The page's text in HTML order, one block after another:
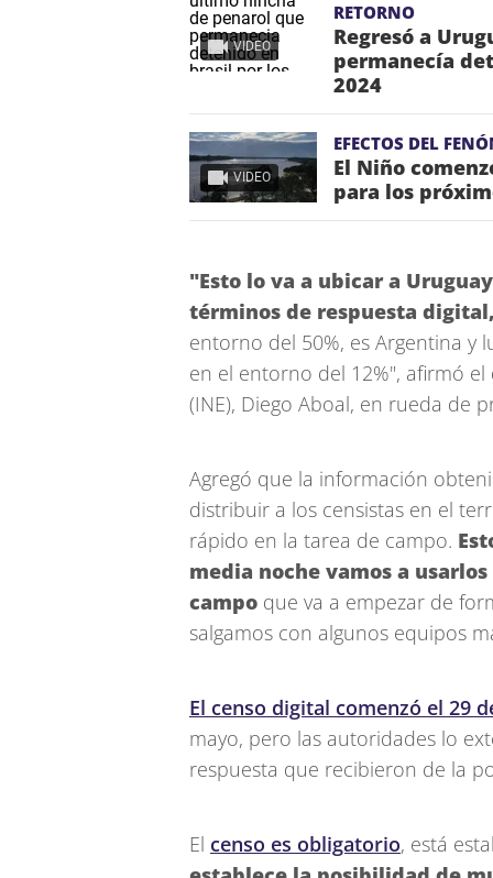
VIDEO
RETORNO
Regresó a
permanecía
2024
VIDEO
EFECTOS DEL
El Niño
para los
"Esto lo va a ubicar a
términos de respuesta
entorno del 50%, es Argentina y
en el entorno del 12%", afirmó
(INE), Diego Aboal, en rueda de
Agregó que la información
distribuir a los censistas en el
rápido en la tarea de campo.
media noche vamos a
campo que va a empezar de
salgamos con algunos equipos
El censo digital comenzó el 29
mayo, pero las autoridades lo
respuesta que recibieron de la
El censo es obligatorio, está